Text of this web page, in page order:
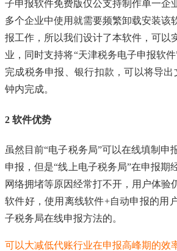
子申报软件免费版仅公支持制作单一企
多个企业中使用就需要频繁卸载安装该
报工作，所以我们设计了本软件，可以
业，同时支持将“天津税务电子申报软
完成税务申报、银行扣款，可以将导出
钟内完成。
2 软件优势
虽然目前“电子税务局”可以在线填制申
申报，但是“线上电子税务局”在申报期
网络拥堵等原因经常打不开，用户体验
软件好，使用离线软件+自动申报的用
子税务局在线申报方法的。
可以大减低代账行业在申报高峰期的效